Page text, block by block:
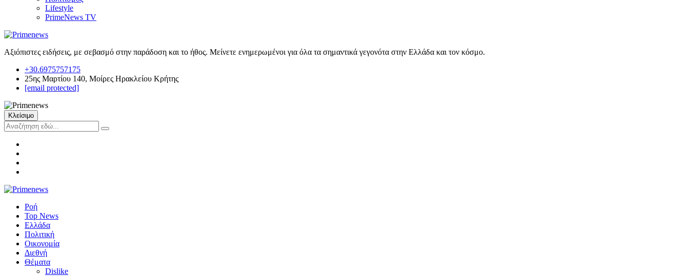
Lifestyle
PrimeNews TV
Αξιόπιστες ειδήσεις, με σεβασμό στην παράδοση και το ήθος. Μείνετε ενημερωμένοι για όλα τα σημαντικά γεγονότα στην Ελλάδα και τον κόσμο.
+30.6975757175
25ης Μαρτίου 140, Μοίρες Ηρακλείου Κρήτης
[email protected]
Κλείσιμο
Ροή
Top News
Ελλάδα
Πολιτική
Οικονομία
Διεθνή
Θέματα
Dislike